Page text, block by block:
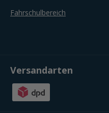
Fahrschulbereich
Versandarten